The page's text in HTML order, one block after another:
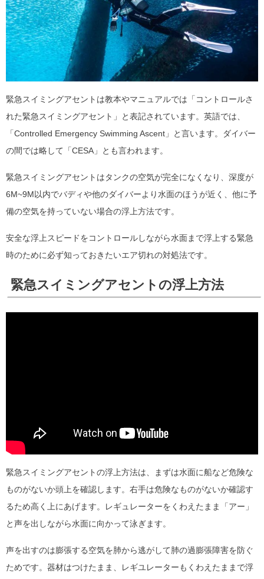
緊急スイミングアセントは教本やマニュアルでは「コントロールさ
れた緊急スイミングアセント」と表記されています。英語では、
「Controlled Emergency Swimming Ascent」と言います。ダイバー
の間では略して「CESA」とも言われます。
緊急スイミングアセントはタンクの空気が完全になくなり、深度が
6M~9M以内でバディや他のダイバーより水面のほうが近く、他に予
備の空気を持っていない場合の浮上方法です。
安全な浮上スピードをコントロールしながら水面まで浮上する緊急
時のために必ず知っておきたいエア切れの対処法です。
緊急スイミングアセントの浮上方法
緊急スイミングアセントの浮上方法は、まずは水面に船など危険な
ものがないか頭上を確認します。右手は危険なものがないか確認す
るため高く上にあげます。レギュレーターをくわえたまま「アー」
と声を出しながら水面に向かって泳ぎます。
声を出すのは膨張する空気を肺から逃がして肺の過膨張障害を防ぐ
ためです。器材はつけたまま、レギユレーターもくわえたままで浮